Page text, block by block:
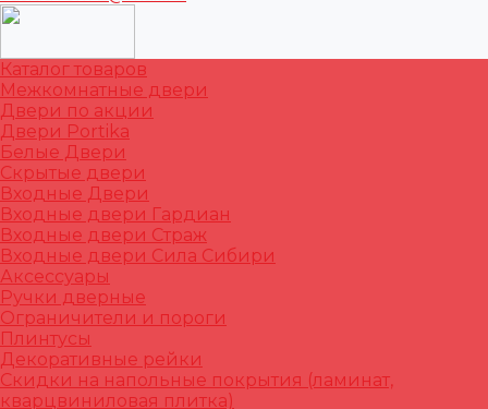
Каталог товаров
Межкомнатные двери
Двери по акции
Двери Portika
Белые Двери
Скрытые двери
Входные Двери
Входные двери Гардиан
Входные двери Страж
Входные двери Сила Сибири
Аксессуары
Ручки дверные
Ограничители и пороги
Плинтусы
Декоративные рейки
Скидки на напольные покрытия (ламинат,
кварцвиниловая плитка)